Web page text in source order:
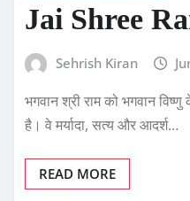
Jai Shree
Sehrish Kiran
भगवान श्री राम को भगवान
है। वे मर्यादा, सत्य और आदर्श…
READ MORE